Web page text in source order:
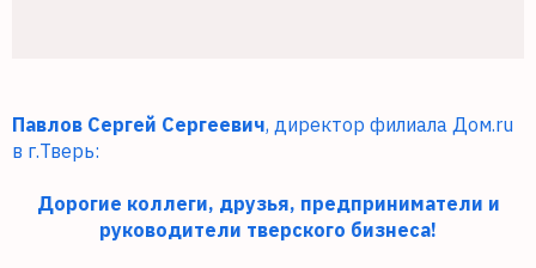
Павлов Сергей Сергеевич, директор филиала Дом.ru
в г.Тверь:
Дорогие коллеги, друзья, предприниматели и
руководители тверского бизнеса!